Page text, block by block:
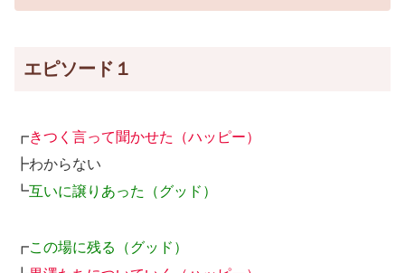
エピソード１
┏きつく言って聞かせた（ハッピー）
┣わからない
┗互いに譲りあった（グッド）
┏この場に残る（グッド）